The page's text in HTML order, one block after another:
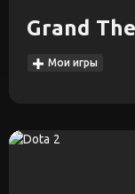
Grand
Мои игры